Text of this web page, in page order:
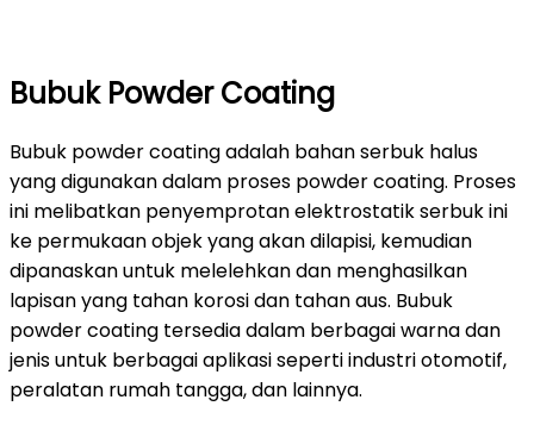
Bubuk Powder Coating
Bubuk powder coating adalah bahan serbuk halus
yang digunakan dalam proses powder coating. Proses
ini melibatkan penyemprotan elektrostatik serbuk ini
ke permukaan objek yang akan dilapisi, kemudian
dipanaskan untuk melelehkan dan menghasilkan
lapisan yang tahan korosi dan tahan aus. Bubuk
powder coating tersedia dalam berbagai warna dan
jenis untuk berbagai aplikasi seperti industri otomotif,
peralatan rumah tangga, dan lainnya.